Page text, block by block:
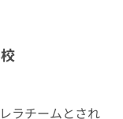
ラチームとされ